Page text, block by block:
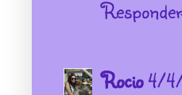
Rocio4/